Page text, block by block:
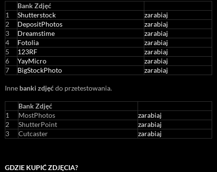
Bank Zdjęć
1
Shutterstock
zarabiaj
2
DepositPhotos
zarabiaj
3
Dreamstime
zarabiaj
4
Fotolia
zarabiaj
5
123RF
zarabiaj
6
YayMicro
zarabiaj
7
BigStockPhoto zarabiaj
Inne banki zdjęćdo przetestowania.
Bank Zdjęć
1
MostPhotos
zarabiaj
2
ShutterPoint
zarabiaj
3
Cutcaster zarabiaj
GDZIE KUPIĆ ZDJĘCIA?